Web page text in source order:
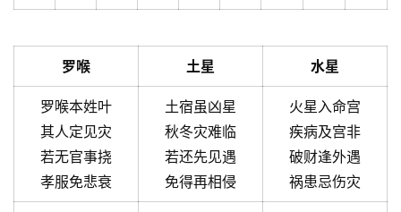
罗喉 土星 水星
罗喉本姓叶
其人定见灾
若无官事挠
孝服免悲衰
土宿虽凶星
秋冬灾难临
若还先见遇
免得再相侵
火星入命宫
疾病及宫非
破财逢外遇
祸患忌伤灾